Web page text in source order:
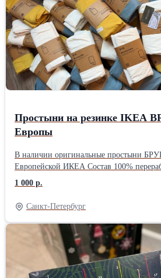
Простыни на резинке IKEA
Европы
В наличии оригинальные простыни
Европейской ИКЕА Состав 100% переработанный полиэстер ,
отличное качество, не скатываются -
Проcтыня нa резинке 90*200-1000 Простыня на резинке
140*200-1200 Простыня на резинке 160*200-1500 Цвет : жёлтый,
белый, голубой! Есть и другие товары ИКЕА Можно заказать
интересующий товар прямо из Европы Доставка через Озон по
всей России бесплатно , пишите , звоните,
группа ВК и ТГ, где публикую
конкурсы telegram: lika_ikea
1 000 р.
Санкт-Петербург